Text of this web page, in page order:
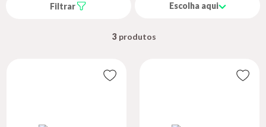
Filtrar Escolha aqui
3